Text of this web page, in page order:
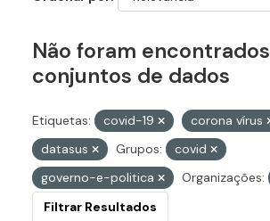
Não foram encontrados
conjuntos de dados
Etiquetas: covid-19 corona vírus
datasus
Grupos:
covid
governo-e-politica
Organizações:
Filtrar Resultados